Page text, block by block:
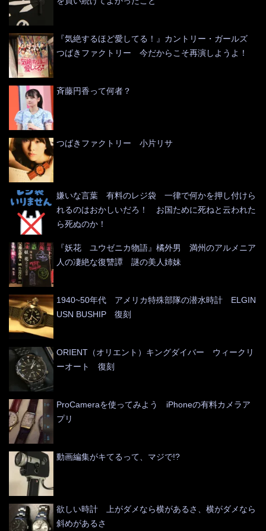
『気絶するほど愛してる！』カントリー・ガールズ
つばきファクトリー 今だからこそ再演しようよ！
斉藤円香って何者？
つばきファクトリー 小片リサ
嫌いな言葉 有料のレジ袋 一律で何かを押し付けら
れるのはおかしいだろ！ お国ために死ねと云われた
ら死ぬのか！
『妖花 ユウゼニカ物語』橘外男 満州のアルメニア
人の凄絶な復讐譚 謎の美人姉妹
1940~50年代 アメリカ特殊部隊の潜水時計 ELGIN
USN BUSHIP 復刻
ORIENT（オリエント）キングダイバー ウィークリ
ーオート 復刻
ProCameraを使ってみよう iPhoneの有料カメラア
プリ
動画編集がキてるって、マジで!?
欲しい時計 上がダメなら横があるさ、横がダメなら
斜めがあるさ